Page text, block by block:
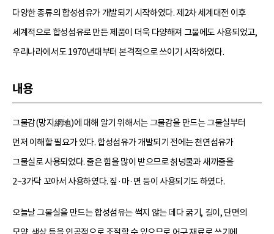
다양한 종류의 합성섬유가 개발되기 시작하였다. 제2차 세계대전 이후
세계적으로 합성섬유로 만든 제품이 더욱 다양해져 그물에도 사용되었고,
우리나라에서도 1970년대부터 본격적으로 쓰이기 시작하였다.
내용
그물감(망지網地)에 대해 알기 위해서는 그물감을 만드는 그물실부터
먼저 이해할 필요가 있다. 합성섬유가 개발되기 전에는 천연섬유가
그물실로 사용되었다. 줄은 힘을 많이 받으므로 칡넝쿨과 새끼줄을
2~3가닥 꼬아서 사용하였다. 짚·마·면 등이 사용되기도 하였다.
오늘날 그물실을 만드는 합성섬유는 썩지 않는 데다 굵기, 길이, 단면의